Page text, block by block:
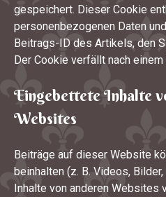
gespeichert. Dieser Cookie
personenbezogenen Daten
Beitrags-ID des Artikels, den
Der Cookie verfällt nach einem
Eingebettete Inhalte
Websites
Beiträge auf dieser Website
beinhalten (z. B. Videos,
Inhalte von anderen Websites